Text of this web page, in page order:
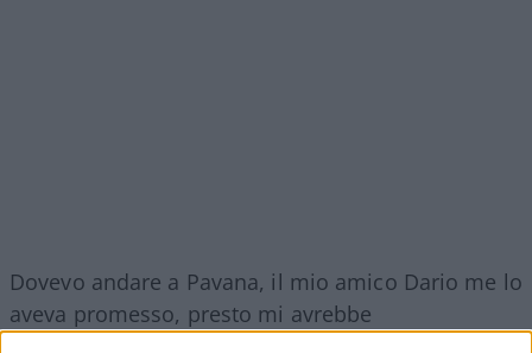
Dovevo andare a Pavana, il mio amico Dario me lo
aveva promesso, presto mi avrebbe